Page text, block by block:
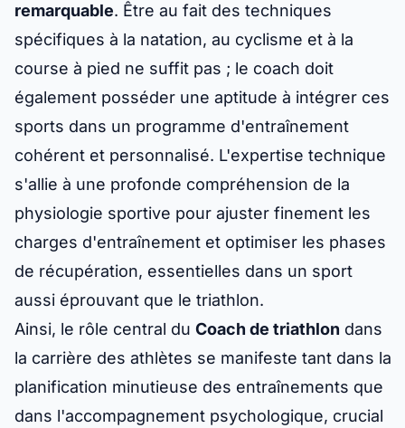
remarquable. Être au fait des techniques
spécifiques à la natation, au cyclisme et à la
course à pied ne suffit pas ; le coach doit
également posséder une aptitude à intégrer ces
sports dans un programme d'entraînement
cohérent et personnalisé. L'expertise technique
s'allie à une profonde compréhension de la
physiologie sportive pour ajuster finement les
charges d'entraînement et optimiser les phases
de récupération, essentielles dans un sport
aussi éprouvant que le triathlon.
Ainsi, le rôle central du Coach de triathlon dans
la carrière des athlètes se manifeste tant dans la
planification minutieuse des entraînements que
dans l'accompagnement psychologique, crucial